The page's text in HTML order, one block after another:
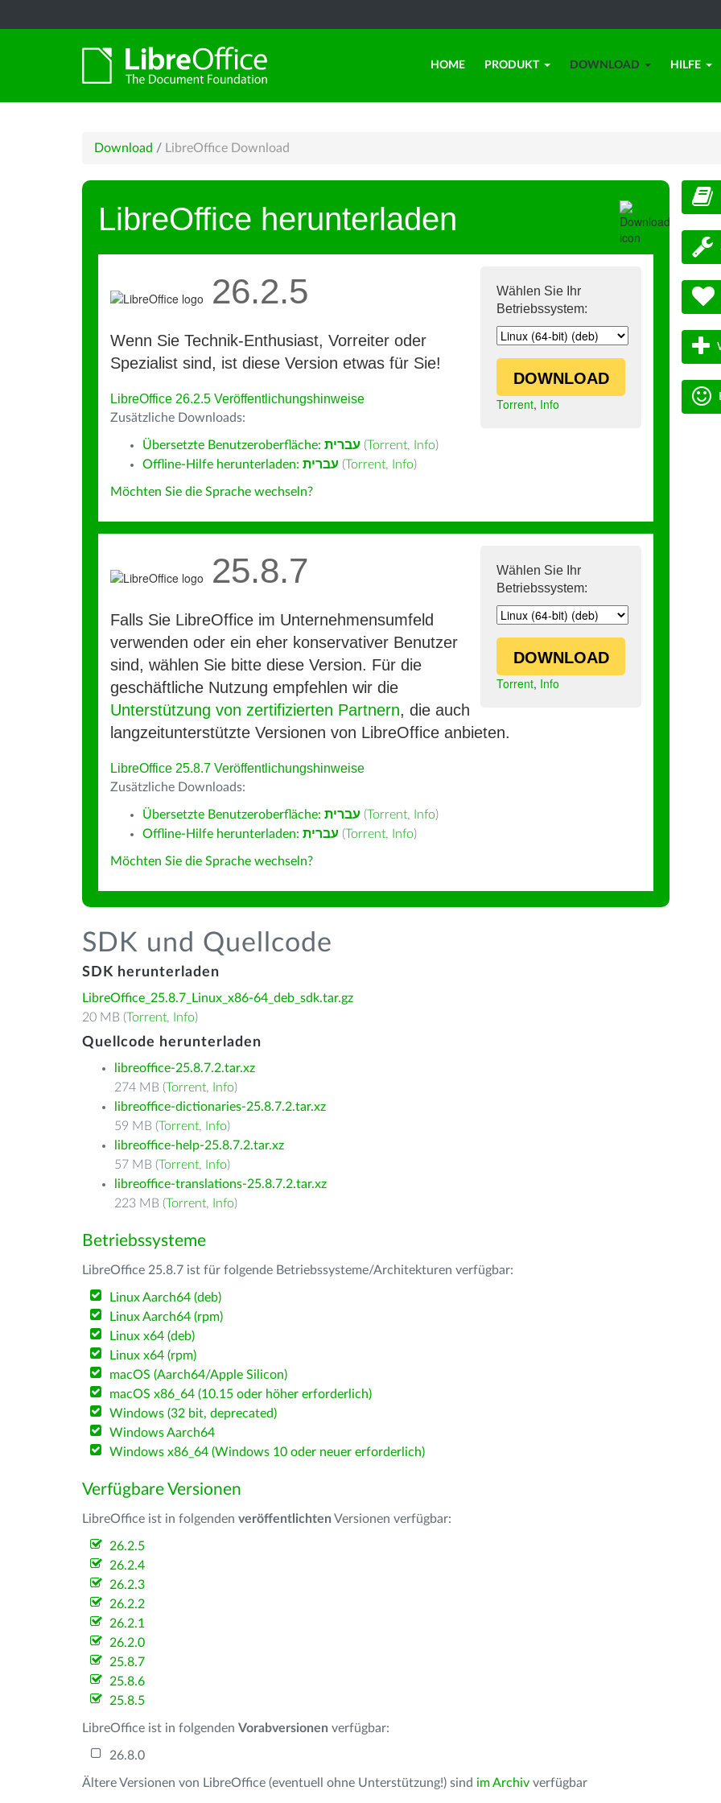
HOME PRODUKT DOWNLOAD HILFE
Download / LibreOffice Download
LibreOffice herunterladen
Wählen Sie Ihr
Betriebssystem:
DOWNLOAD
Torrent, Info
26.2.5
Wenn Sie Technik-Enthusiast, Vorreiter oder
Spezialist sind, ist diese Version etwas für Sie!
LibreOffice 26.2.5 Veröffentlichungshinweise
Zusätzliche Downloads:
Übersetzte Benutzeroberfläche: עברית (Torrent, Info)
Offline-Hilfe herunterladen: עברית (Torrent, Info)
Möchten Sie die Sprache wechseln?
Wählen Sie Ihr
Betriebssystem:
DOWNLOAD
Torrent, Info
25.8.7
Falls Sie LibreOffice im Unternehmensumfeld
verwenden oder ein eher konservativer Benutzer
sind, wählen Sie bitte diese Version. Für die
geschäftliche Nutzung empfehlen wir die
Unterstützung von zertifizierten Partnern, die auch
langzeitunterstützte Versionen von LibreOffice anbieten.
LibreOffice 25.8.7 Veröffentlichungshinweise
Zusätzliche Downloads:
Übersetzte Benutzeroberfläche: עברית (Torrent, Info)
Offline-Hilfe herunterladen: עברית (Torrent, Info)
Möchten Sie die Sprache wechseln?
SDK und Quellcode
SDK herunterladen
LibreOffice_25.8.7_Linux_x86-64_deb_sdk.tar.gz
20 MB (Torrent, Info)
Quellcode herunterladen
libreoffice-25.8.7.2.tar.xz
274 MB (Torrent, Info)
libreoffice-dictionaries-25.8.7.2.tar.xz
59 MB (Torrent, Info)
libreoffice-help-25.8.7.2.tar.xz
57 MB (Torrent, Info)
libreoffice-translations-25.8.7.2.tar.xz
223 MB (Torrent, Info)
Betriebssysteme
LibreOffice 25.8.7 ist für folgende Betriebssysteme/Architekturen verfügbar:
Linux Aarch64 (deb)
Linux Aarch64 (rpm)
Linux x64 (deb)
Linux x64 (rpm)
macOS (Aarch64/Apple Silicon)
macOS x86_64 (10.15 oder höher erforderlich)
Windows (32 bit, deprecated)
Windows Aarch64
Windows x86_64 (Windows 10 oder neuer erforderlich)
Verfügbare Versionen
LibreOffice ist in folgenden veröffentlichten Versionen verfügbar:
26.2.5
26.2.4
26.2.3
26.2.2
26.2.1
26.2.0
25.8.7
25.8.6
25.8.5
LibreOffice ist in folgenden Vorabversionen verfügbar:
26.8.0
Ältere Versionen von LibreOffice (eventuell ohne Unterstützung!) sind im Archiv verfügbar